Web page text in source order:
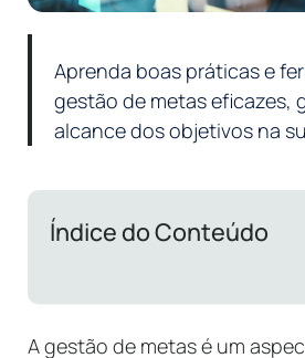
Aprenda boas práticas e
gestão de metas eficazes,
alcance dos objetivos na
Índice do Conteúdo
A gestão de metas é um